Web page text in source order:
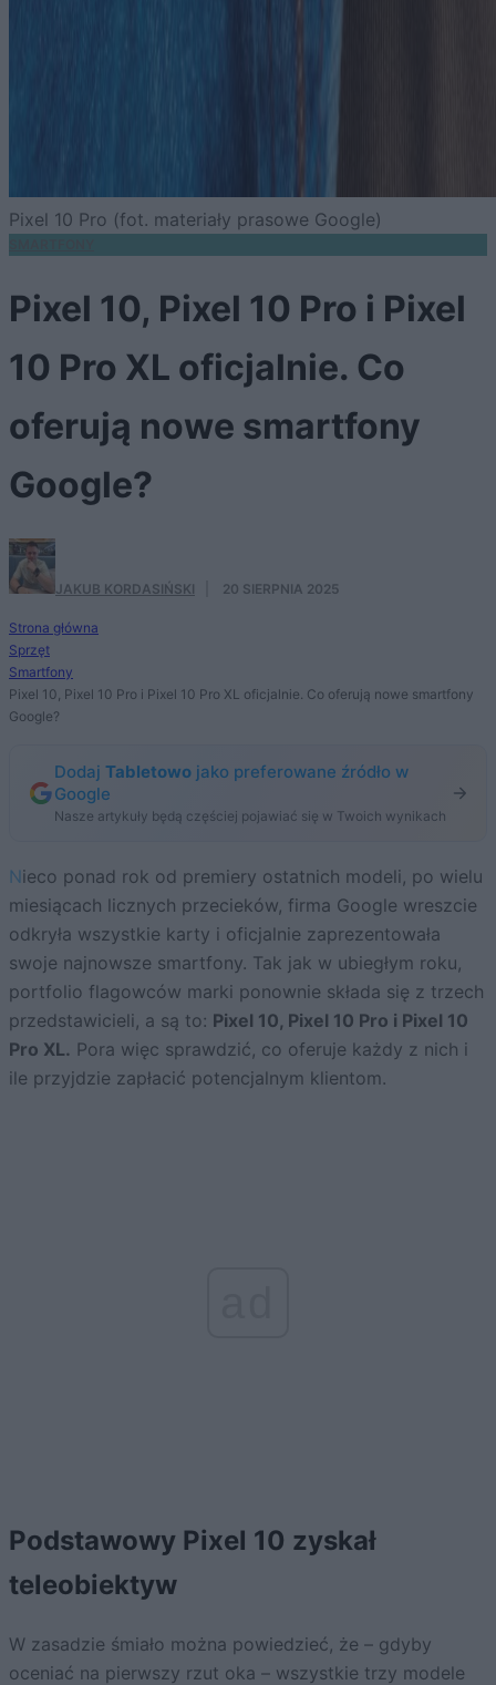
Pixel 10 Pro (fot. materiały prasowe Google)
Pixel 10, Pixel 10 Pro i Pixel
10 Pro XL oficjalnie. Co
oferują nowe smartfony
Google?
JAKUB KORDASIŃSKI 20 SIERPNIA 2025
Strona główna
Sprzęt
Smartfony
Pixel 10, Pixel 10 Pro i Pixel 10 Pro XL oficjalnie. Co oferują nowe smartfony
Google?
Dodaj Tabletowo jako preferowane źródło w
Google
Nasze artykuły będą częściej pojawiać się w Twoich wynikach
Nieco ponad rok od premiery ostatnich modeli, po wielu
miesiącach licznych przecieków, firma Google wreszcie
odkryła wszystkie karty i oficjalnie zaprezentowała
swoje najnowsze smartfony. Tak jak w ubiegłym roku,
portfolio flagowców marki ponownie składa się z trzech
przedstawicieli, a są to: Pixel 10, Pixel 10 Pro i Pixel 10
Pro XL. Pora więc sprawdzić, co oferuje każdy z nich i
ile przyjdzie zapłacić potencjalnym klientom.
Podstawowy Pixel 10 zyskał
teleobiektyw
W zasadzie śmiało można powiedzieć, że – gdyby
oceniać na pierwszy rzut oka – wszystkie trzy modele